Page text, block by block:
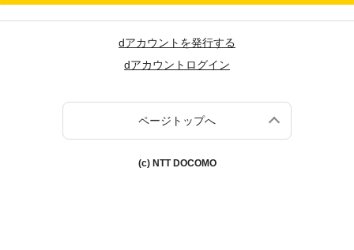
dアカウントを発行する
dアカウントログイン
ページトップへ
(c) NTT DOCOMO